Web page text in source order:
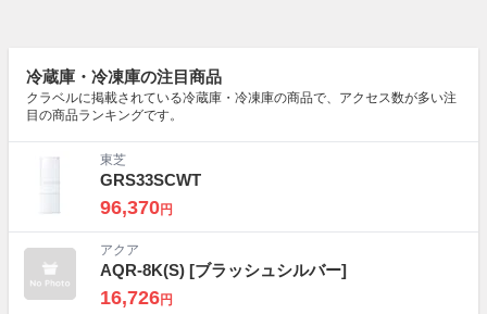
冷蔵庫・冷凍庫の注目商品
クラベルに掲載されている冷蔵庫・冷凍庫の商品で、アクセス数が多い注
目の商品ランキングです。
東芝
GRS33SCWT
96,370円
アクア
AQR-8K(S) [ブラッシュシルバー]
16,726円